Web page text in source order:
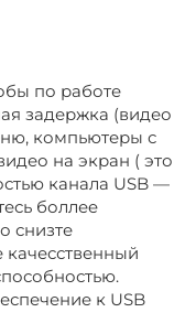
по работе
задержка (видео
компьютеры с
на экран ( это
канала USB —
боллеe
снизте
к USB